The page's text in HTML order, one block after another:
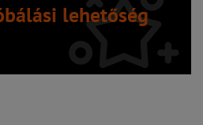
lehetőség